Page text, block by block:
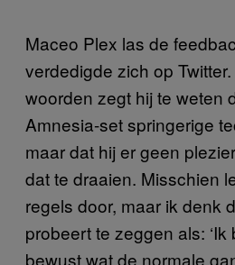
Maceo Plex las de
verdedigde zich op
woorden zegt hij te weten
Amnesia-set springerige
maar dat hij er geen
dat te draaien. Misschien
regels door, maar ik denk
probeert te zeggen als: ‘Ik
bewust wat de normale